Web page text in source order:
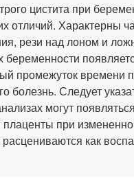
цистита при
отличий. Характерны
рези над лоном и
беременности
промежуток времени
болезнь. Следует
могут
плаценты при
как